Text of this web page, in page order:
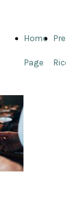
Home
Page